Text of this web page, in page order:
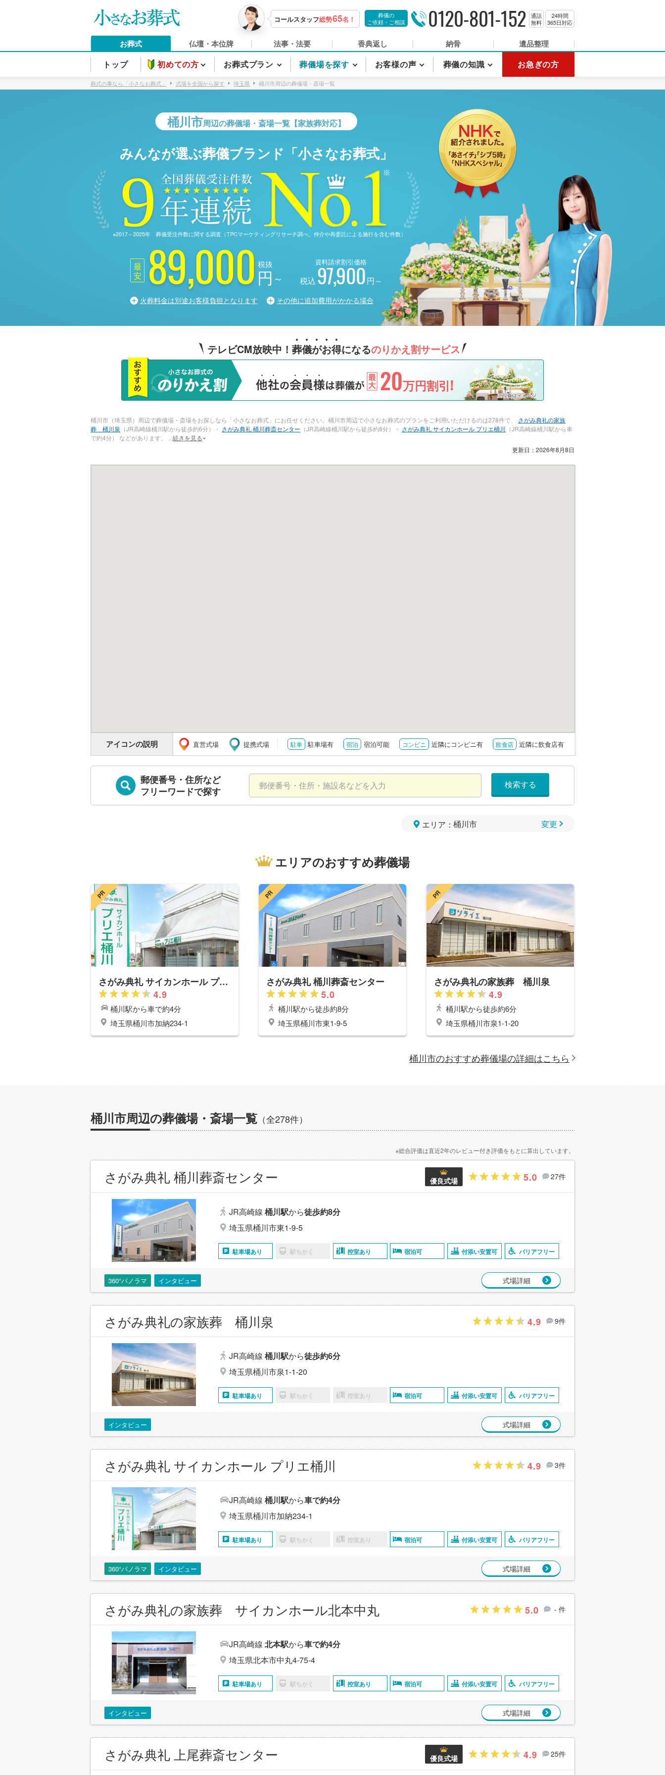
コールスタッフ総勢65名！
葬儀の
ご依頼・ご相談
0120-801-152
通話
無料
24時間
365日対応
お葬式 仏壇・本位牌 法事・法要 香典返し 納骨 遺品整理
トップ 初めての方 お葬式プラン 葬儀場を探す お客様の声 葬儀の知識 お急ぎの方
葬式の事なら「小さなお葬式」 式場を全国から探す 埼玉県 桶川市周辺の葬儀場・斎場一覧
桶川市周辺の葬儀場・斎場一覧【家族葬対応】
みんなが選ぶ葬儀ブランド「小さなお葬式」
9
※2017～2025年 葬儀受注件数に関する調査（TPCマーケティングリサーチ調べ。仲介や再委託による施行を含む件数）
最
安
89,000円 ～
税抜 資料請求割引価格
税込97,900円～
火葬料金は別途お客様負担となります その他に追加費用がかかる場合
テレビCM放映中！ 葬儀がお得になるのりかえ割サービス
20万円割引!
桶川市（埼玉県）周辺で葬儀場・斎場をお探しなら「小さなお葬式」にお任せください。桶川市周辺で小さなお葬式のプランをご利用いただけるのは278件で、 さがみ典礼の家族
葬 桶川泉 （JR高崎線桶川駅から徒歩約6分）・ さがみ典礼 桶川葬斎センター （JR高崎線桶川駅から徒歩約8分）・ さがみ典礼 サイカンホール プリエ桶川 （JR高崎線桶川駅から車
で約4分） などがあります。
続きを見る
更新日： 2026年8月8日
アイコンの説明 直営式場 提携式場 駐車 駐車場有 宿泊 宿泊可能 コンビニ 近隣にコンビニ有 飲食店 近隣に飲食店有
郵便番号・住所など
フリーワードで探す
検索する
エリア： 変更
エリアのおすすめ葬儀場
PR
さがみ典礼 サイカンホール プリエ桶川
4.9
桶川駅から車で約4分
埼玉県桶川市加納234-1
PR
さがみ典礼 桶川葬斎センター
5.0
桶川駅から徒歩約8分
埼玉県桶川市東1-9-5
PR
さがみ典礼の家族葬 桶川泉
4.9
桶川駅から徒歩約6分
埼玉県桶川市泉1-1-20
桶川市のおすすめ葬儀場の詳細はこちら
桶川市周辺の葬儀場・斎場一覧 （全278件）
※総合評価は直近2年のレビュー付き評価をもとに算出しています。
さがみ典礼 桶川葬斎センター 優良式場 5.0 27件
JR高崎線 桶川駅から徒歩約8分
埼玉県桶川市東1-9-5
駐車場あり 駅ちかく 控室あり 宿泊可 付添い安置可 バリアフリー
360°パノラマ インタビュー 式場詳細
さがみ典礼の家族葬 桶川泉 4.9 9件
JR高崎線 桶川駅から徒歩約6分
埼玉県桶川市泉1-1-20
駐車場あり 駅ちかく 控室あり 宿泊可 付添い安置可 バリアフリー
インタビュー 式場詳細
さがみ典礼 サイカンホール プリエ桶川 4.9 3件
JR高崎線 桶川駅から車で約4分
埼玉県桶川市加納234-1
駐車場あり 駅ちかく 控室あり 宿泊可 付添い安置可 バリアフリー
360°パノラマ インタビュー 式場詳細
さがみ典礼の家族葬 サイカンホール北本中丸 5.0 - 件
JR高崎線 北本駅から車で約4分
埼玉県北本市中丸4-75-4
駐車場あり 駅ちかく 控室あり 宿泊可 付添い安置可 バリアフリー
インタビュー 式場詳細
さがみ典礼 上尾葬斎センター 優良式場 4.9 25件